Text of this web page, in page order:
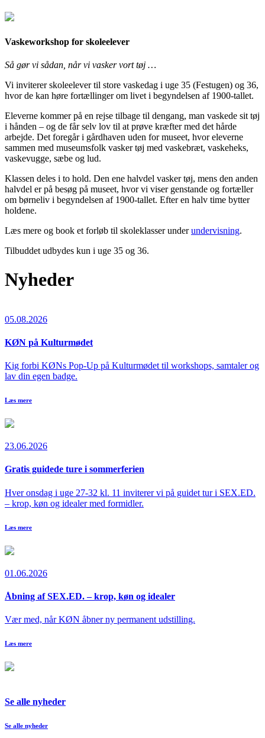
Vaskeworkshop for skoleelever
Så gør vi sådan, når vi vasker vort tøj …
Vi inviterer skoleelever til store vaskedag i uge 35 (Festugen) og 36,
hvor de kan høre fortællinger om livet i begyndelsen af 1900-tallet.
Eleverne kommer på en rejse tilbage til dengang, man vaskede sit tøj
i hånden – og de får selv lov til at prøve kræfter med det hårde
arbejde. Det foregår i gårdhaven uden for museet, hvor eleverne
sammen med museumsfolk vasker tøj med vaskebræt, vaskeheks,
vaskevugge, sæbe og lud.
Klassen deles i to hold. Den ene halvdel vasker tøj, mens den anden
halvdel er på besøg på museet, hvor vi viser genstande og fortæller
om børneliv i begyndelsen af 1900-tallet. Efter en halv time bytter
holdene.
Læs mere og book et forløb til skoleklasser underundervisning.
Tilbuddet udbydes kun i uge 35 og 36.
Nyheder
05.08.2026
KØN på Kulturmødet
Kig forbi KØNs Pop-Up på Kulturmødet til workshops, samtaler og
lav din egen badge.
Læs mere
23.06.2026
Gratis guidede ture i sommerferien
Hver onsdag i uge 27-32 kl. 11 inviterer vi på guidet tur i SEX.ED.
– krop, køn og idealer med formidler.
Læs mere
01.06.2026
Åbning af SEX.ED. – krop, køn og idealer
Vær med, når KØN åbner ny permanent udstilling.
Læs mere
Se alle nyheder
Se alle nyheder